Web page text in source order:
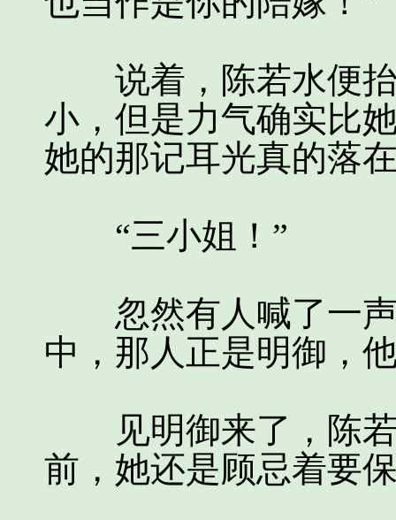
说着，陈若水便抬
小，但是力气确实比
她的那记耳光真的落
“三小姐！”
忽然有人喊了一声
中，那人正是明御，
见明御来了，陈若
前，她还是顾忌着要